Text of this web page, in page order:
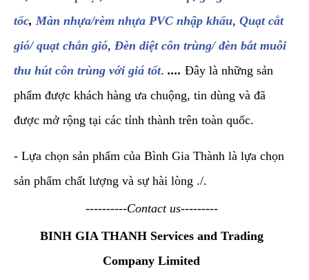
tốc, Màn nhựa/rèm nhựa PVC nhập khẩu, Quạt cắt
gió/ quạt chắn gió, Đèn diệt côn trùng/ đèn bắt muỗi
thu hút côn trùng với giá tốt. .... Đây là những sản
phẩm được khách hàng ưa chuộng, tin dùng và đã
được mở rộng tại các tỉnh thành trên toàn quốc.
- Lựa chọn sản phẩm của Bình Gia Thành là lựa chọn
sản phẩm chất lượng và sự hài lòng ./.
----------Contact us---------
BINH GIA THANH Services and Trading
Company Limited